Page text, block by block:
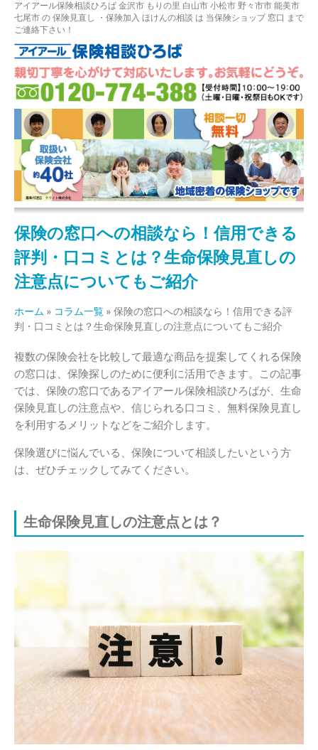
アイアール保険相談ひろば 金沢市 もりの里 白山市 小松市 野々市市 能美市
七尾市 の 保険見直し ・保険加入 ほけんの相談 は 当保険ショップ 窓口 まで
ご連絡下さい！
保険の窓口への相談なら！信用できる
評判・口コミとは？生命保険見直しの
注意点についてもご紹介
ホーム » コラム一覧 » 保険の窓口への相談なら！信用できる評
判・口コミとは？生命保険見直しの注意点についてもご紹介
複数の保険会社を比較して最適な商品を提案してくれる保険
の窓口は、保険探しのために便利に活用できます。この記事
では、保険の窓口であるアイアール保険相談ひろばが、生命
保険見直しの注意点や、信じられる口コミ、無料保険見直し
を利用するメリットなどをご紹介します。
保険選びに悩んでいる、保険について相談したいという方
は、ぜひチェックしてみてください。
生命保険見直しの注意点とは？